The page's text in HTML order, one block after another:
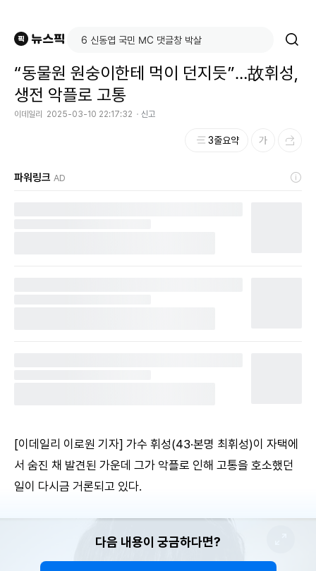
“동물원 원숭이한테 먹이 던지듯”…故휘성,
생전 악플로 고통
이데일리 2025-03-10 22:17:32 신고
3줄요약
파워링크 AD
[이데일리 이로원 기자] 가수 휘성(43·본명 최휘성)이 자택에
서 숨진 채 발견된 가운데 그가 악플로 인해 고통을 호소했던
일이 다시금 거론되고 있다.
다음 내용이 궁금하다면?